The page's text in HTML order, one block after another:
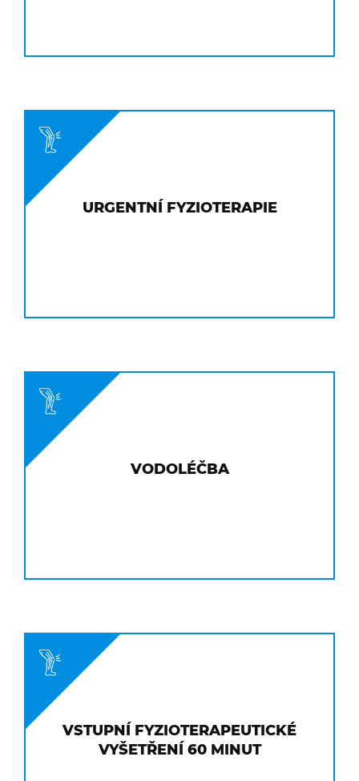
URGENTNÍ FYZIOTERAPIE
VODOLÉČBA
VSTUPNÍ FYZIOTERAPEUTICKÉ
VYŠETŘENÍ 60 MINUT